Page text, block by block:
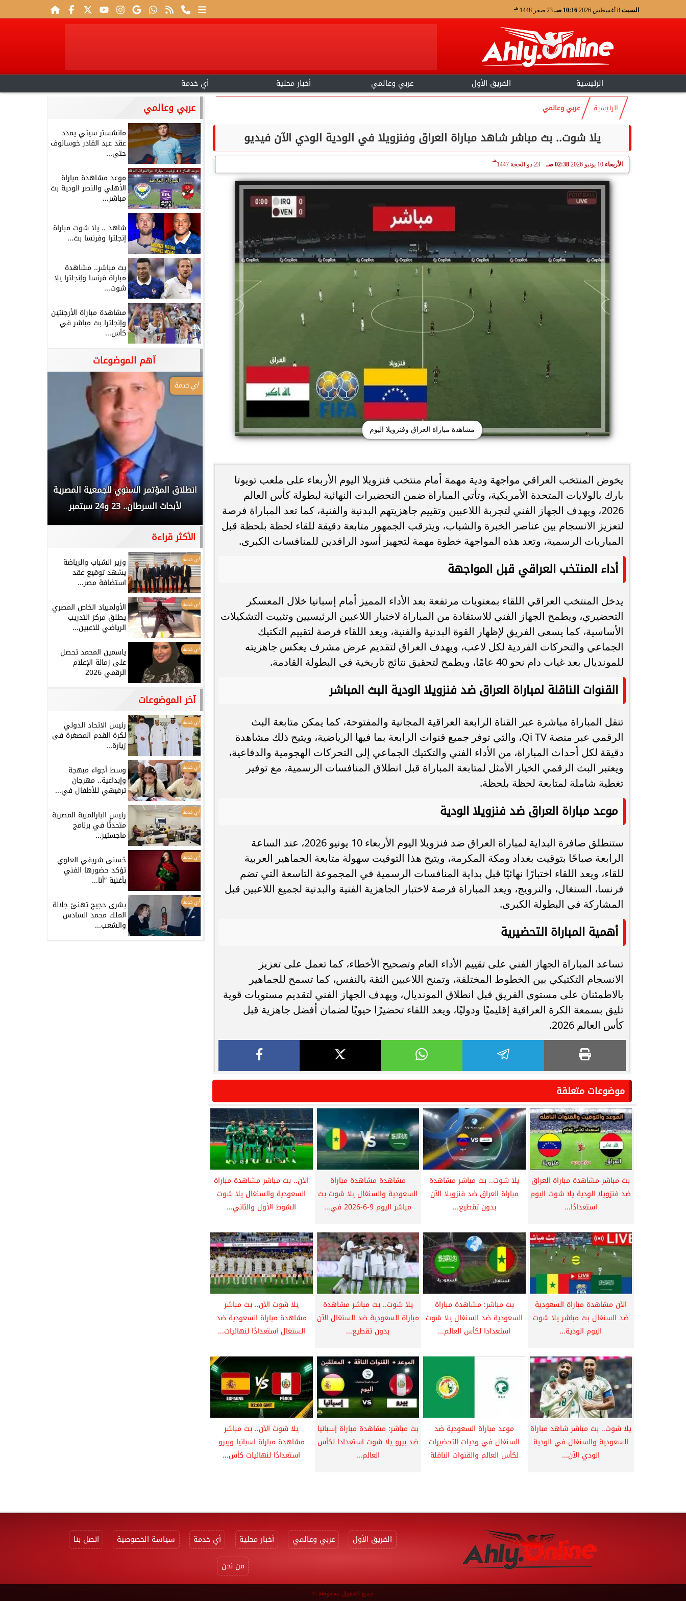
السبت 10:16 صـ 23 صفر 1448 هـ
الرئيسية الفريق الأول عربي وعالمي أخبار محلية أي خدمة
الرئيسية عربي وعالمي
يلا شوت.. بث مباشر شاهد مباراة العراق وفنزويلا في الودية الودي الآن فيديو
الأربعاء 10 يونيو 2026 02:38 صـ 23 ذو الحجة 1447
هـ
مشاهدة مباراة العراق وفنزويلا اليوم
يخوض المنتخب العراقي مواجهة ودية مهمة أمام منتخب فنزويلا اليوم الأربعاء على ملعب تويوتا
بارك بالولايات المتحدة الأمريكية، وتأتي المباراة ضمن التحضيرات النهائية لبطولة كأس العالم
2026، ويهدف الجهاز الفني لتجربة اللاعبين وتقييم جاهزيتهم البدنية والفنية، كما تعد المباراة فرصة
لتعزيز الانسجام بين عناصر الخبرة والشباب، ويترقب الجمهور متابعة دقيقة للقاء لحظة بلحظة قبل
المباريات الرسمية، وتعد هذه المواجهة خطوة مهمة لتجهيز أسود الرافدين للمنافسات الكبرى.
أداء المنتخب العراقي قبل المواجهة
يدخل المنتخب العراقي اللقاء بمعنويات مرتفعة بعد الأداء المميز أمام إسبانيا خلال المعسكر
التحضيري، ويطمح الجهاز الفني للاستفادة من المباراة لاختبار اللاعبين الرئيسيين وتثبيت التشكيلات
الأساسية، كما يسعى الفريق لإظهار القوة البدنية والفنية، ويعد اللقاء فرصة لتقييم التكتيك
الجماعي والتحركات الفردية لكل لاعب، ويهدف العراق لتقديم عرض مشرف يعكس جاهزيته
للمونديال بعد غياب دام نحو 40 عامًا، ويطمح لتحقيق نتائج تاريخية في البطولة القادمة.
القنوات الناقلة لمباراة العراق ضد فنزويلا الودية البث المباشر
تنقل المباراة مباشرة عبر القناة الرابعة العراقية المجانية والمفتوحة، كما يمكن متابعة البث
الرقمي عبر منصة Qi TV، والتي توفر جميع قنوات الرابعة بما فيها الرياضية، ويتيح ذلك مشاهدة
دقيقة لكل أحداث المباراة، من الأداء الفني والتكتيك الجماعي إلى التحركات الهجومية والدفاعية،
ويعتبر البث الرقمي الخيار الأمثل لمتابعة المباراة قبل انطلاق المنافسات الرسمية، مع توفير
تغطية شاملة لمتابعة لحظة بلحظة.
موعد مباراة العراق ضد فنزويلا الودية
ستنطلق صافرة البداية لمباراة العراق ضد فنزويلا اليوم الأربعاء 10 يونيو 2026، عند الساعة
الرابعة صباحًا بتوقيت بغداد ومكة المكرمة، ويتيح هذا التوقيت سهولة متابعة الجماهير العربية
للقاء، ويعد اللقاء اختبارًا نهائيًا قبل بداية المنافسات الرسمية في المجموعة التاسعة التي تضم
فرنسا، السنغال، والنرويج، ويعد المباراة فرصة لاختبار الجاهزية الفنية والبدنية لجميع اللاعبين قبل
المشاركة في البطولة الكبرى.
أهمية المباراة التحضيرية
تساعد المباراة الجهاز الفني على تقييم الأداء العام وتصحيح الأخطاء، كما تعمل على تعزيز
الانسجام التكتيكي بين الخطوط المختلفة، وتمنح اللاعبين الثقة بالنفس، كما تسمح للجماهير
بالاطمئنان على مستوى الفريق قبل انطلاق المونديال، ويهدف الجهاز الفني لتقديم مستويات قوية
تليق بسمعة الكرة العراقية إقليميًا ودوليًا، ويعد اللقاء تحضيرًا حيويًا لضمان أفضل جاهزية قبل
كأس العالم 2026.
موضوعات متعلقة
بث مباشر مشاهدة مباراة العراق
ضد فنزويلا الودية يلا شوت اليوم
استعدادًا...
يلا شوت.. بث مباشر مشاهدة
مباراة العراق ضد فنزويلا الآن
بدون تقطيع...
مشاهدة مشاهدة مباراة
السعودية والسنغال يلا شوت بث
مباشر اليوم 9-6-2026 في...
الآن.. بث مباشر مشاهدة مباراة
السعودية والسنغال يلا شوت
الشوط الأول والثاني...
الآن مشاهدة مباراة السعودية
ضد السنغال بث مباشر يلا شوت
اليوم الودية...
بث مباشر: مشاهدة مباراة
السعودية ضد السنغال يلا شوت
استعدادا لكأس العالم...
يلا شوت.. بث مباشر مشاهدة
مباراة السعودية ضد السنغال الآن
بدون تقطيع...
يلا شوت الآن.. بث مباشر
مشاهدة مباراة السعودية ضد
السنغال استعدادًا لنهائيات...
يلا شوت.. بث مباشر شاهد مباراة
السعودية والسنغال في الودية
الودي الآن...
موعد مباراة السعودية ضد
السنغال في وديات التحضيرات
لكأس العالم والقنوات الناقلة
بث مباشر: مشاهدة مباراة إسبانيا
ضد بيرو يلا شوت استعدادا لكأس
العالم...
يلا شوت الآن.. بث مباشر
مشاهدة مباراة اسبانيا وبيرو
استعدادًا لنهائيات كأس...
عربي وعالمي
مانشستر سيتي يمدد
عقد عبد القادر خوسانوف
حتى...
موعد مشاهدة مباراة
الأهلي والنصر الودية بث
مباشر...
شاهد .. يلا شوت مباراة
إنجلترا وفرنسا بث...
بث مباشر.. مشاهدة
مباراة فرنسا وإنجلترا يلا
شوت...
مشاهدة مباراة الأرجنتين
وإنجلترا بث مباشر في
كأس...
آهم الموضوعات
انغام تختار جدة محطة اولى لتدشين
البومها
مصر تكتب التاريخ.. فريق “حلم” يفوز بكأس
بطولة Genuine Cup العالمية لكرة...
أوبو تطلق سلسلة رينو 16 في المملكة
العربية السعودية بتصميم لافت وقدرات...
أي خدمة
انطلاق المؤتمر السنوي للجمعية المصرية
لأبحاث السرطان.. 23 و24 سبتمبر
الأكثر قراءة
أي خدمة وزير الشباب والرياضة
يشهد توقيع عقد
استضافة مصر...
أي خدمة الأولمبياد الخاص المصري
يطلق مركز التدريب
الرياضي للاعبين...
أي خدمة ياسمين المحمد تحصل
على زمالة الإعلام
الرقمي 2026
آخر الموضوعات
أي خدمة رئيس الاتحاد الدولي
لكرة القدم المصغرة فى
زيارة...
أي خدمة وسط أجواء مبهجة
وإبداعية.. مهرجان
ترفيهي للأطفال في...
أي خدمة رئيس البارالمبية المصرية
متحدثًا في برنامج
ماجستير...
أي خدمة حُسنى شريفي العلوي
تؤكد حضورها الفني
بأغنية ”أنا...
أي خدمة بشرى حجيج تهنئ جلالة
الملك محمد السادس
والشعب...
الفريق الأول عربي وعالمي أخبار محلية أي خدمة سياسة الخصوصية
اتصل بنا
من نحن
جميع الحقوق محفوظة ©